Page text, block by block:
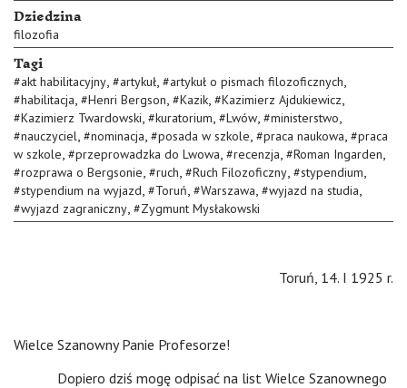
Dziedzina
filozofia
Tagi
#akt habilitacyjny, #artykuł, #artykuł o pismach filozoficznych,
#habilitacja, #Henri Bergson, #Kazik, #Kazimierz Ajdukiewicz,
#Kazimierz Twardowski, #kuratorium, #Lwów, #ministerstwo,
#nauczyciel, #nominacja, #posada w szkole, #praca naukowa, #praca
w szkole, #przeprowadzka do Lwowa, #recenzja, #Roman Ingarden,
#rozprawa o Bergsonie, #ruch, #Ruch Filozoficzny, #stypendium,
#stypendium na wyjazd, #Toruń, #Warszawa, #wyjazd na studia,
#wyjazd zagraniczny, #Zygmunt Mysłakowski
Toruń, 14. I 1925 r.
Wielce Szanowny Panie Profesorze!
Dopiero dziś mogę odpisać na list Wielce Szanownego